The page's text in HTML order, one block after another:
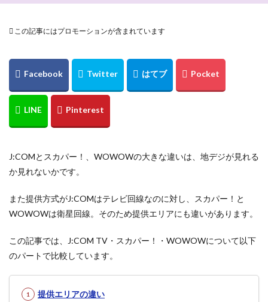
この記事にはプロモーションが含まれています
J:COMとスカパー！、WOWOWの大きな違いは、地デジが見れる
か見れないかです。
また提供方式がJ:COMはテレビ回線なのに対し、スカパー！と
WOWOWは衛星回線。そのため提供エリアにも違いがあります。
この記事では、J:COM TV・スカパー！・WOWOWについて以下
のパートで比較しています。
提供エリアの違い